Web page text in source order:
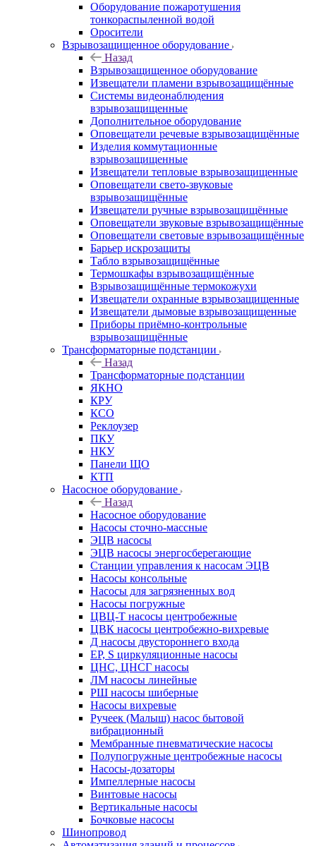
Оборудование пожаротушения
тонкораспыленной водой
Оросители
Взрывозащищенное оборудование
Назад
Взрывозащищенное оборудование
Извещатели пламени взрывозащищённые
Системы видеонаблюдения
взрывозащищенные
Дополнительное оборудование
Оповещатели речевые взрывозащищённые
Изделия коммутационные
взрывозащищенные
Извещатели тепловые взрывозащищенные
Оповещатели свето-звуковые
взрывозащищённые
Извещатели ручные взрывозащищённые
Оповещатели звуковые взрывозащищённые
Оповещатели световые взрывозащищённые
Барьер искрозащиты
Табло взрывозащищённые
Термошкафы взрывозащищённые
Взрывозащищённые термокожухи
Извещатели охранные взрывозащищенные
Извещатели дымовые взрывозащищенные
Приборы приёмно-контрольные
взрывозащищённые
Трансформаторные подстанции
Назад
Трансформаторные подстанции
ЯКНО
КРУ
КСО
Реклоузер
ПКУ
НКУ
Панели ЩО
КТП
Насосное оборудование
Назад
Насосное оборудование
Насосы сточно-массные
ЭЦВ насосы
ЭЦВ насосы энергосберегающие
Станции управления к насосам ЭЦВ
Насосы консольные
Насосы для загрязненных вод
Насосы погружные
ЦВЦ-Т насосы центробежные
ЦВК насосы центробежно-вихревые
Д насосы двустороннего входа
EP, S циркуляционные насосы
ЦНС, ЦНСГ насосы
ЛМ насосы линейные
РШ насосы шиберные
Насосы вихревые
Ручеек (Малыш) насос бытовой
вибрационный
Мембранные пневматические насосы
Полупогружные центробежные насосы
Насосы-дозаторы
Импеллерные насосы
Винтовые насосы
Вертикальные насосы
Бочковые насосы
Шинопровод